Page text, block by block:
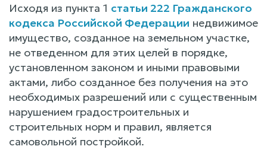
Исходя из пункта 1 статьи 222 Гражданского
кодекса Российской Федерации недвижимое
имущество, созданное на земельном участке,
не отведенном для этих целей в порядке,
установленном законом и иными правовыми
актами, либо созданное без получения на это
необходимых разрешений или с существенным
нарушением градостроительных и
строительных норм и правил, является
самовольной постройкой.